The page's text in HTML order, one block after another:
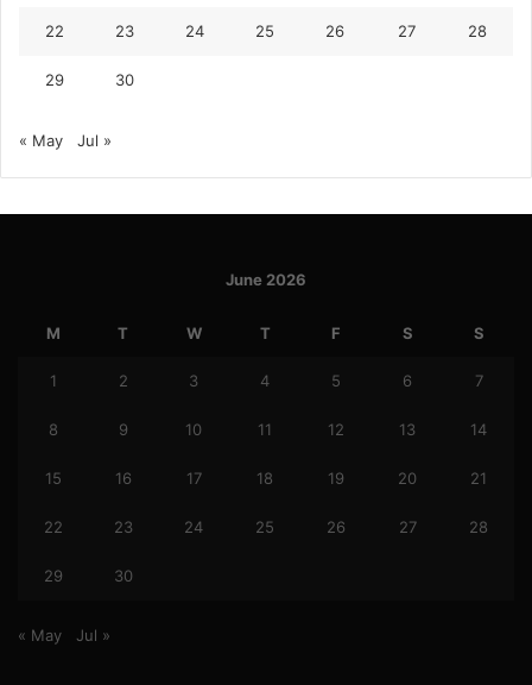
22 23 24 25 26 27 28
29 30
« May Jul »
June 2026
M T W T F S S
1 2 3 4 5 6 7
8 9 10 11 12 13 14
15 16 17 18 19 20 21
22 23 24 25 26 27 28
29 30
« May Jul »